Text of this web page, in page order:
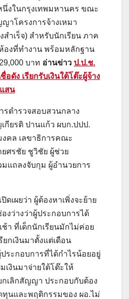
นึ่งในกรุงเทพมหานคร ขณะ
าโครงการจ้างเหมา
สำเร็จ) สำหรับนักเรียน ภาค
องที่ทำงาน พร้อมหลักฐาน
บาท อ่านข่าว ป.ป.ช.
อดัง เรียกรับเงินใต้โต๊ะผู้จ้าง
สน
ตำรวจสอบสวนกลาง
กียรติ ปานแก้ว ผบก.ปปป.
คล เลขาธิการคณะ
ศรชัย ชูวิชัย ผู้ช่วย
มแถลงจับกุม ผู้อำนวยการ
ดเผยว่า ผู้ต้องหาเพิ่งจะย้าย
งว่างว่าผู้ประกอบการได้
ช้า ที่เด็กนักเรียนมักไม่ค่อย
ยกเงินมาตั้งแต่เดือน
ระกอบการที่ได้กำไรน้อยอยู่
เงินมาจ่ายใต้โต๊ะให้
กเลิกสัญญา ประกอบกับต้อง
นและพฤติกรรมของ ผอ.ไม่